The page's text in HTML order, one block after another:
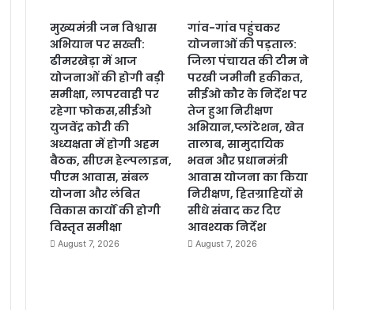
मुख्यमंत्री जन विश्वास
अभियान पर सख्ती:
ढीमरखेड़ा में आज
योजनाओं की होगी बड़ी
समीक्षा, लापरवाही पर
रहेगा फोकस,सीईओ
युजवेंद्र कोरी की
अध्यक्षता में होगी अहम
बैठक, सीएम हेल्पलाइन,
पीएम आवास, संबल
योजना और लंबित
विकास कार्यों की होगी
विस्तृत समीक्षा
August 7, 2026
गांव-गांव पहुंचकर
योजनाओं की पड़ताल:
जिला पंचायत की टीम ने
परखी जमीनी हकीकत,
सीईओ कौर के निर्देश पर
तेज हुआ निरीक्षण
अभियान,प्लांटेशन, खेत
तालाब, सामुदायिक
भवन और प्रधानमंत्री
आवास योजना का किया
निरीक्षण, हितग्राहियों से
सीधे संवाद कर दिए
आवश्यक निर्देश
August 7, 2026